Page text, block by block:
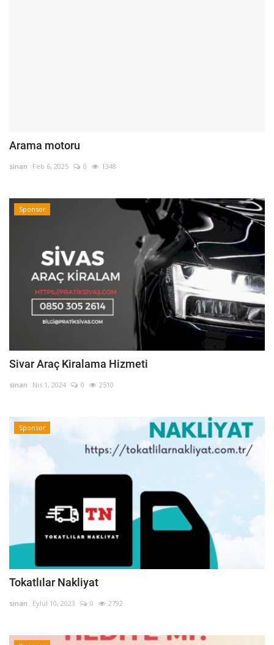
Arama motoru
sinan Feb 6, 2025 0 1348
Sponsor
Sivar Araç Kiralama Hizmeti
sinan Nis 1, 2024 0 2510
Sponsor
Tokatlılar Nakliyat
sinan Eylül 10, 2023 0 2792